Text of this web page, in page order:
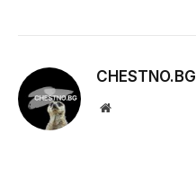
CHESTNO.BG
Website